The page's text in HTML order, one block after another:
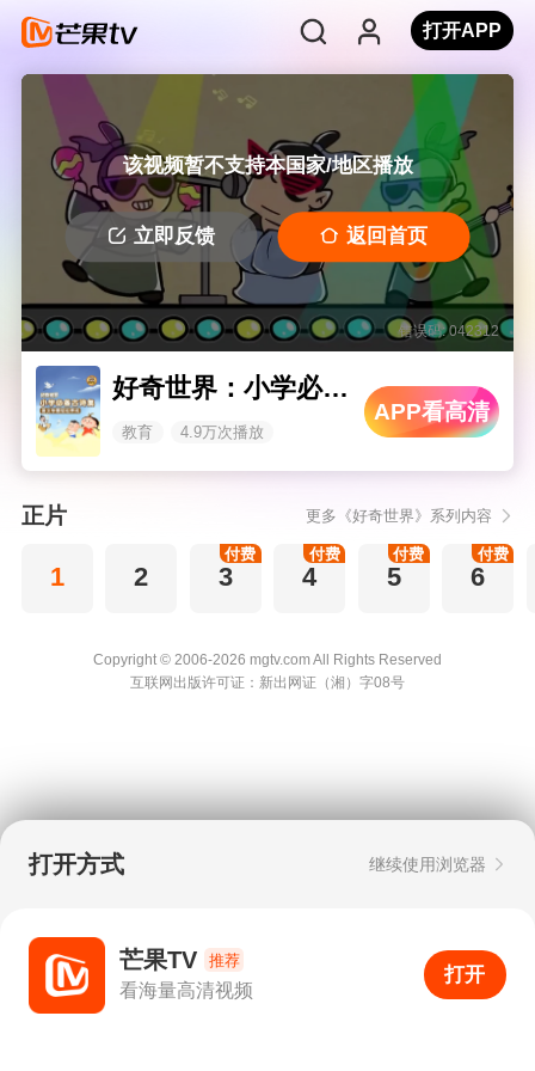
打开APP
该视频暂不支持本国家/地区播放
立即反馈 返回首页
错误码: 042312
好奇世界：小学必备古诗集
教育 4.9万次播放
APP看高清
正片 更多《好奇世界》系列内容
1 2 3
付费
4
付费
5
付费
6
付费
Copyright © 2006-2026 mgtv.com All Rights Reserved
互联网出版许可证：新出网证（湘）字08号
0
打开APP
打开方式 继续使用浏览器
芒果TV 推荐
看海量高清视频
打开